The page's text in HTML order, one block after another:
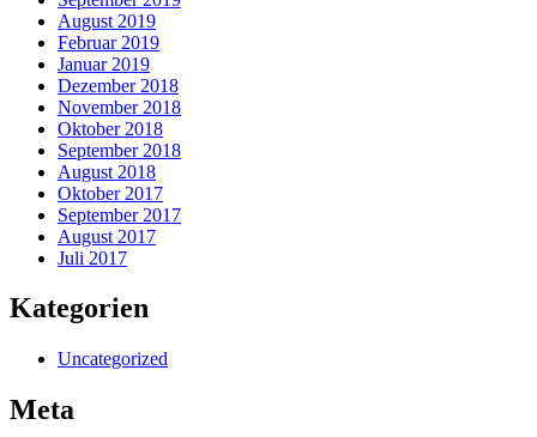
August 2019
Februar 2019
Januar 2019
Dezember 2018
November 2018
Oktober 2018
September 2018
August 2018
Oktober 2017
September 2017
August 2017
Juli 2017
Kategorien
Uncategorized
Meta